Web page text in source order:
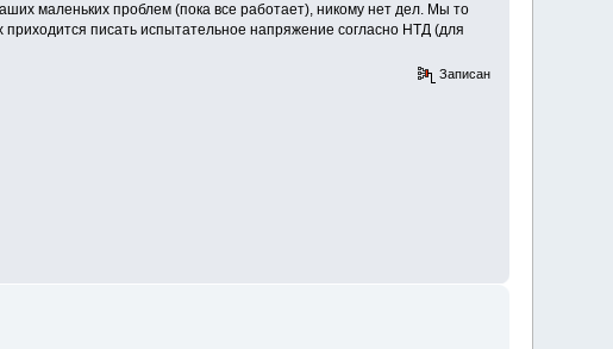
маленьких проблем (пока все работает), никому нет дел. Мы то
писать испытательное напряжение согласно НТД (для
Записан